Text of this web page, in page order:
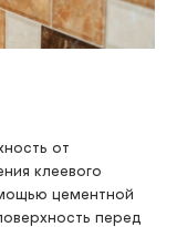
от
клеевого
цементной
перед